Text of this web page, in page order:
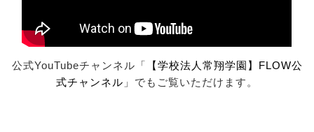
公式YouTubeチャンネル「 【学校法人常翔学園】FLOW公
式チャンネル 」でもご覧いただけます。